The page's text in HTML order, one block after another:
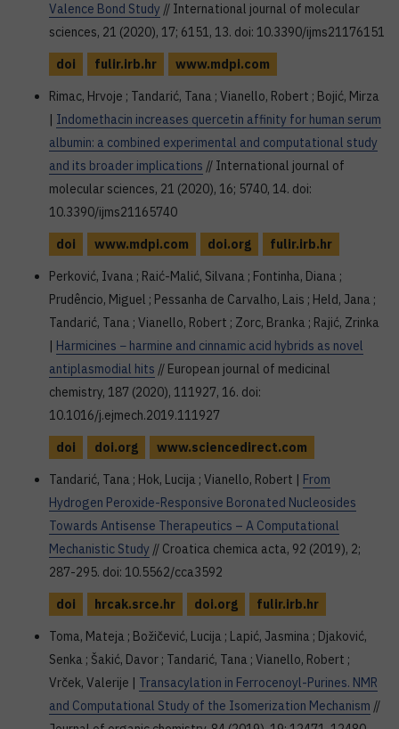
Valence Bond Study // International journal of molecular
sciences, 21 (2020), 17; 6151, 13. doi: 10.3390/ijms21176151
doi
fulir.irb.hr
www.mdpi.com
Rimac, Hrvoje ; Tandarić, Tana ; Vianello, Robert ; Bojić, Mirza
| Indomethacin increases quercetin affinity for human serum
albumin: a combined experimental and computational study
and its broader implications // International journal of
molecular sciences, 21 (2020), 16; 5740, 14. doi:
10.3390/ijms21165740
doi
www.mdpi.com doi.org
fulir.irb.hr
Perković, Ivana ; Raić-Malić, Silvana ; Fontinha, Diana ;
Prudêncio, Miguel ; Pessanha de Carvalho, Lais ; Held, Jana ;
Tandarić, Tana ; Vianello, Robert ; Zorc, Branka ; Rajić, Zrinka
| Harmicines − harmine and cinnamic acid hybrids as novel
antiplasmodial hits // European journal of medicinal
chemistry, 187 (2020), 111927, 16. doi:
10.1016/j.ejmech.2019.111927
doi
doi.org
www.sciencedirect.com
Tandarić, Tana ; Hok, Lucija ; Vianello, Robert | From
Hydrogen Peroxide-Responsive Boronated Nucleosides
Towards Antisense Therapeutics – A Computational
Mechanistic Study // Croatica chemica acta, 92 (2019), 2;
287-295. doi: 10.5562/cca3592
doi
hrcak.srce.hr doi.org
fulir.irb.hr
Toma, Mateja ; Božičević, Lucija ; Lapić, Jasmina ; Djaković,
Senka ; Šakić, Davor ; Tandarić, Tana ; Vianello, Robert ;
Vrček, Valerije | Transacylation in Ferrocenoyl-Purines. NMR
and Computational Study of the Isomerization Mechanism //